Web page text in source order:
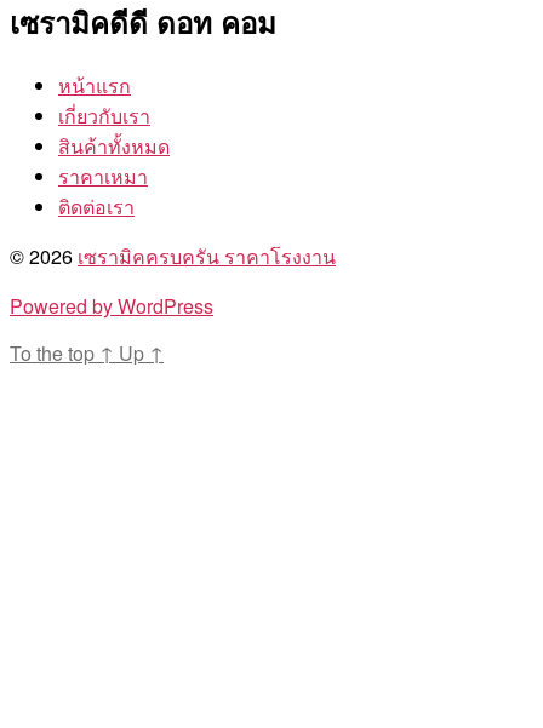
เซรามิคดีดี ดอท คอม
หน้าแรก
เกี่ยวกับเรา
สินค้าทั้งหมด
ราคาเหมา
ติดต่อเรา
© 2026 เซรามิคครบครัน ราคาโรงงาน
Powered by WordPress
To the top ↑ Up ↑